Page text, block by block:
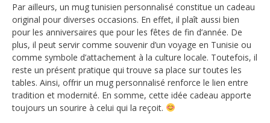
Par ailleurs, un mug tunisien personnalisé constitue un cadeau
original pour diverses occasions. En effet, il plaît aussi bien
pour les anniversaires que pour les fêtes de fin d’année. De
plus, il peut servir comme souvenir d’un voyage en Tunisie ou
comme symbole d’attachement à la culture locale. Toutefois, il
reste un présent pratique qui trouve sa place sur toutes les
tables. Ainsi, offrir un mug personnalisé renforce le lien entre
tradition et modernité. En somme, cette idée cadeau apporte
toujours un sourire à celui qui la reçoit.